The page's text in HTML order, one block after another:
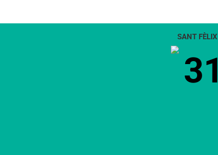
SANT FÈLIX
31